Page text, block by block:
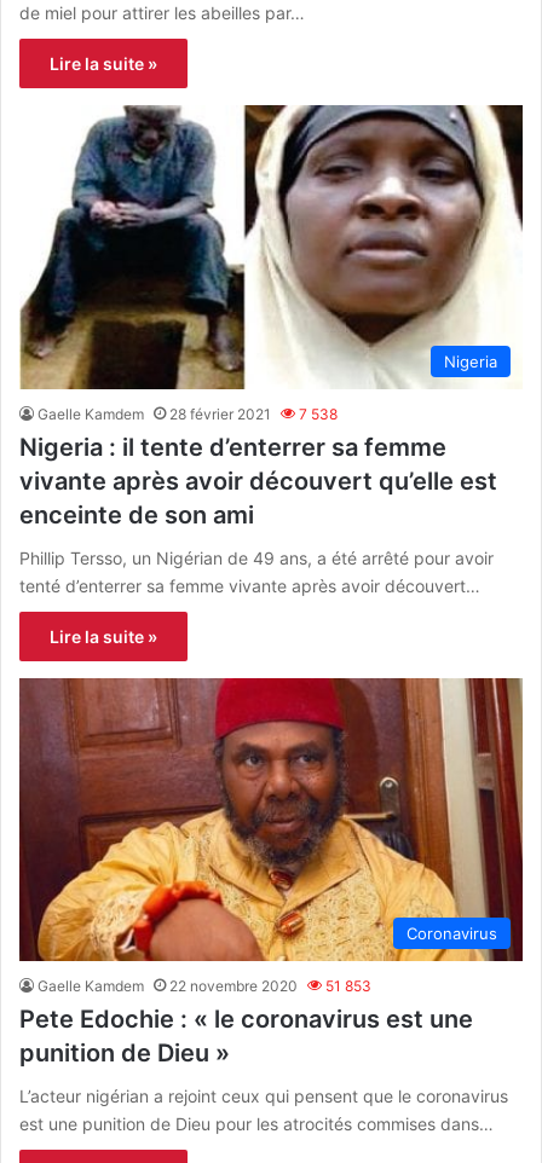
de miel pour attirer les abeilles par…
Lire la suite »
Nigeria
Gaelle Kamdem 28 février 2021 7 538
Nigeria : il tente d’enterrer sa femme
vivante après avoir découvert qu’elle est
enceinte de son ami
Phillip Tersso, un Nigérian de 49 ans, a été arrêté pour avoir
tenté d’enterrer sa femme vivante après avoir découvert…
Lire la suite »
Coronavirus
Gaelle Kamdem 22 novembre 2020 51 853
Pete Edochie : « le coronavirus est une
punition de Dieu »
L’acteur nigérian a rejoint ceux qui pensent que le coronavirus
est une punition de Dieu pour les atrocités commises dans…